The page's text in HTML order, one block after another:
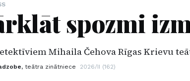
spozmi
Mihaila Čehova Rīgas Krievu
teātra zinātniece 2026/II (162)